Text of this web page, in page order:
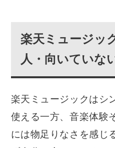
楽天ミュージッ
人・向いていな
楽天ミュージックはシ
使える一方、音楽体験
には物足りなさを感じ